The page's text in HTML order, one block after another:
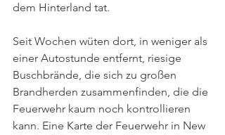
dem Hinterland tat.
Seit Wochen wüten dort, in weniger als
einer Autostunde entfernt, riesige
Buschbrände, die sich zu großen
Brandherden zusammenfinden, die die
Feuerwehr kaum noch kontrollieren
kann. Eine Karte der Feuerwehr in New